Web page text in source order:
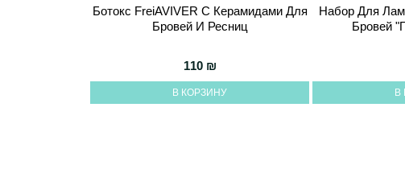
Ботокс FreiAVIVER С Керамидами Для
Бровей И Ресниц
110 ₪
В КОРЗИНУ
Набор Для
Бровей
В